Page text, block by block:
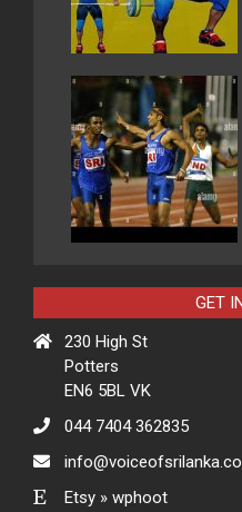
GET
230 High St
Potters
EN6 5BL VK
044 7404 362835
Etsy » wphoot